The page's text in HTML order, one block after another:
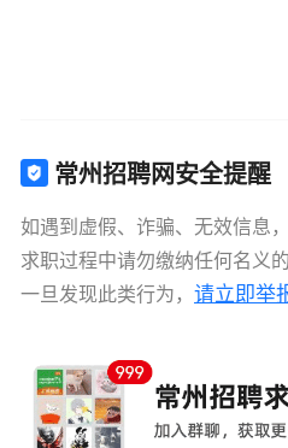
常州招聘网安全提醒
如遇到虚假、诈骗、无效信息
求职过程中请勿缴纳任何名义
一旦发现此类行为， 请立即举